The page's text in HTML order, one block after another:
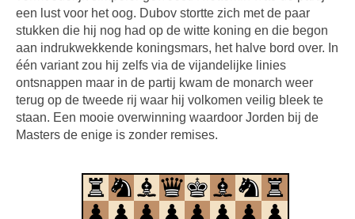
een lust voor het oog. Dubov stortte zich met de paar
stukken die hij nog had op de witte koning en die begon
aan indrukwekkende koningsmars, het halve bord over. In
één variant zou hij zelfs via de vijandelijke linies
ontsnappen maar in de partij kwam de monarch weer
terug op de tweede rij waar hij volkomen veilig bleek te
staan. Een mooie overwinning waardoor Jorden bij de
Masters de enige is zonder remises.